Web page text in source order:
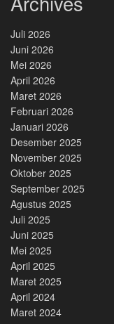
Juli 2026
Juni 2026
Mei 2026
April 2026
Maret 2026
Februari 2026
Januari 2026
Desember 2025
November 2025
Oktober 2025
September 2025
Agustus 2025
Juli 2025
Juni 2025
Mei 2025
April 2025
Maret 2025
April 2024
Maret 2024